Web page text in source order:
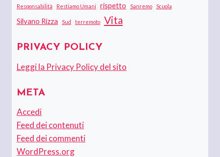
Responsabilità Restiamo Umani rispetto Sanremo Scuola
Silvano Rizza Sud terremoto Vita
PRIVACY POLICY
Leggi la Privacy Policy del sito
META
Accedi
Feed dei contenuti
Feed dei commenti
WordPress.org